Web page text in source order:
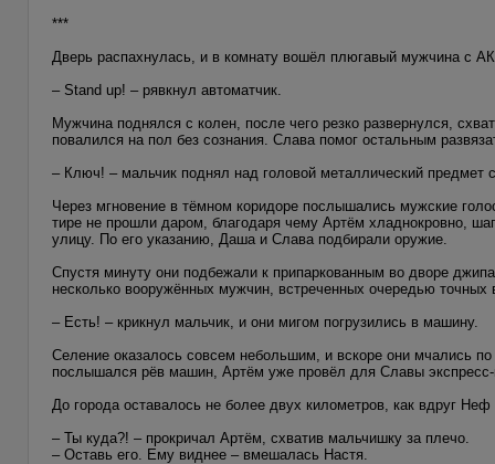
***
Дверь распахнулась, и в комнату вошёл плюгавый мужчина с
– Stand up! – рявкнул автоматчик.
Мужчина поднялся с колен, после чего резко развернулся,
повалился на пол без сознания. Слава помог остальным
– Ключ! – мальчик поднял над головой металлический предмет
Через мгновение в тёмном коридоре послышались мужские
тире не прошли даром, благодаря чему Артём хладнокровно,
улицу. По его указанию, Даша и Слава подбирали оружие.
Спустя минуту они подбежали к припаркованным во дворе
несколько вооружённых мужчин, встреченных очередью точных
– Есть! – крикнул мальчик, и они мигом погрузились в машину.
Селение оказалось совсем небольшим, и вскоре они мчались
послышался рёв машин, Артём уже провёл для Славы
До города оставалось не более двух километров, как вдруг
– Ты куда?! – прокричал Артём, схватив мальчишку за плечо.
– Оставь его. Ему виднее – вмешалась Настя.